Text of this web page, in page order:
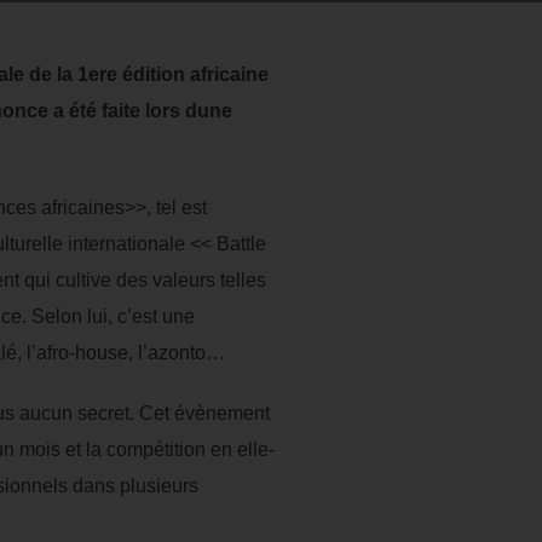
de la 1ere édition africaine
a été faite lors dune
africaines>>, tel est
internationale << Battle
qui cultive des valeurs telles
Selon lui, c’est une
l’afro-house, l’azonto…
aucun secret. Cet évènement
mois et la compétition en elle-
dans plusieurs